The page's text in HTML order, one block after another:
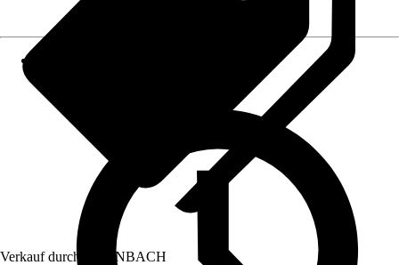
Verkauf durch: HORNBACH